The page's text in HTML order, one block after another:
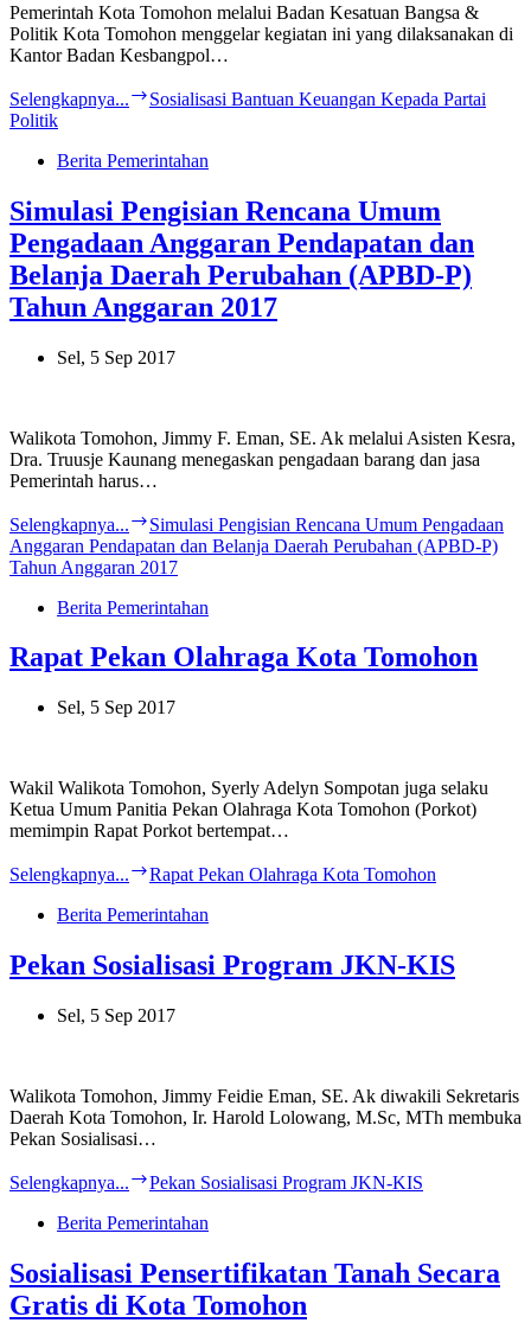
Pemerintah Kota Tomohon melalui Badan Kesatuan Bangsa &
Politik Kota Tomohon menggelar kegiatan ini yang dilaksanakan di
Kantor Badan Kesbangpol…
Selengkapnya...
Sosialisasi Bantuan Keuangan Kepada Partai
Politik
Berita Pemerintahan
Simulasi Pengisian Rencana Umum
Pengadaan Anggaran Pendapatan dan
Belanja Daerah Perubahan (APBD-P)
Tahun Anggaran 2017
Sel, 5 Sep 2017
Walikota Tomohon, Jimmy F. Eman, SE. Ak melalui Asisten Kesra,
Dra. Truusje Kaunang menegaskan pengadaan barang dan jasa
Pemerintah harus…
Selengkapnya...
Simulasi Pengisian Rencana Umum Pengadaan
Anggaran Pendapatan dan Belanja Daerah Perubahan (APBD-P)
Tahun Anggaran 2017
Berita Pemerintahan
Rapat Pekan Olahraga Kota Tomohon
Sel, 5 Sep 2017
Wakil Walikota Tomohon, Syerly Adelyn Sompotan juga selaku
Ketua Umum Panitia Pekan Olahraga Kota Tomohon (Porkot)
memimpin Rapat Porkot bertempat…
Selengkapnya...
Rapat Pekan Olahraga Kota Tomohon
Berita Pemerintahan
Pekan Sosialisasi Program JKN-KIS
Sel, 5 Sep 2017
Walikota Tomohon, Jimmy Feidie Eman, SE. Ak diwakili Sekretaris
Daerah Kota Tomohon, Ir. Harold Lolowang, M.Sc, MTh membuka
Pekan Sosialisasi…
Selengkapnya...
Pekan Sosialisasi Program JKN-KIS
Berita Pemerintahan
Sosialisasi Pensertifikatan Tanah Secara
Gratis di Kota Tomohon